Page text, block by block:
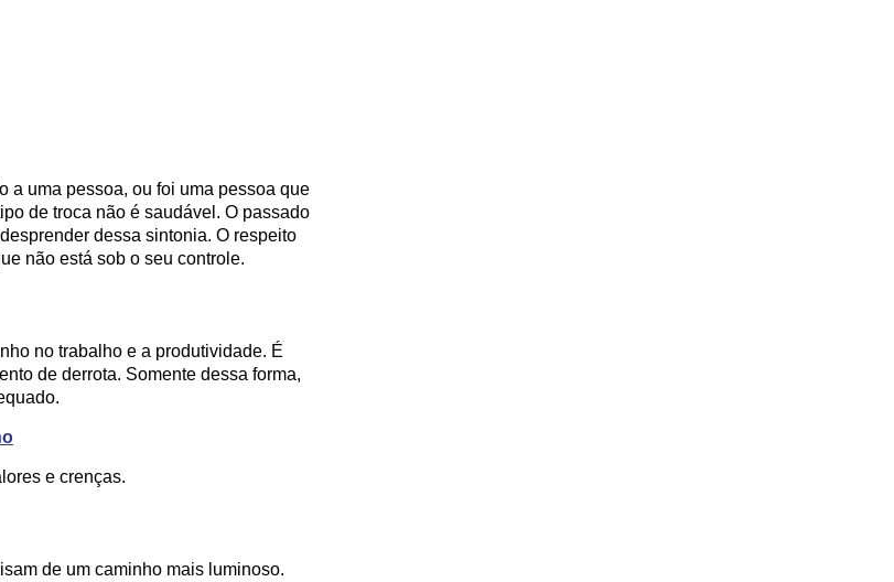
a uma pessoa, ou foi uma pessoa que
de troca não é saudável. O passado
dessa sintonia. O respeito
não está sob o seu controle.
no trabalho e a produtividade. É
de derrota. Somente dessa forma,
e crenças.
de um caminho mais luminoso.